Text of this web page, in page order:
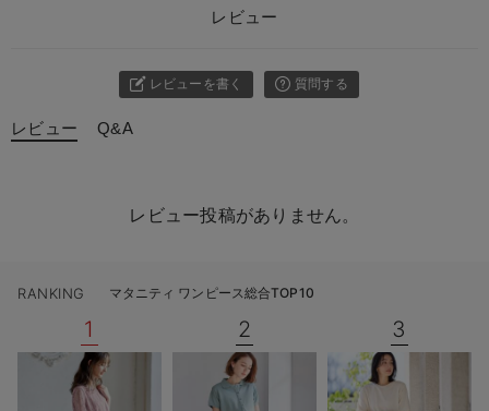
レビュー
レビューを書く 質問する
レビュー Q&A
レビュー投稿がありません。
RANKING マタニティ ワンピース総合TOP10
1 2 3